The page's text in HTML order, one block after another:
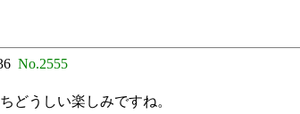
No.2555
どうしい楽しみですね。